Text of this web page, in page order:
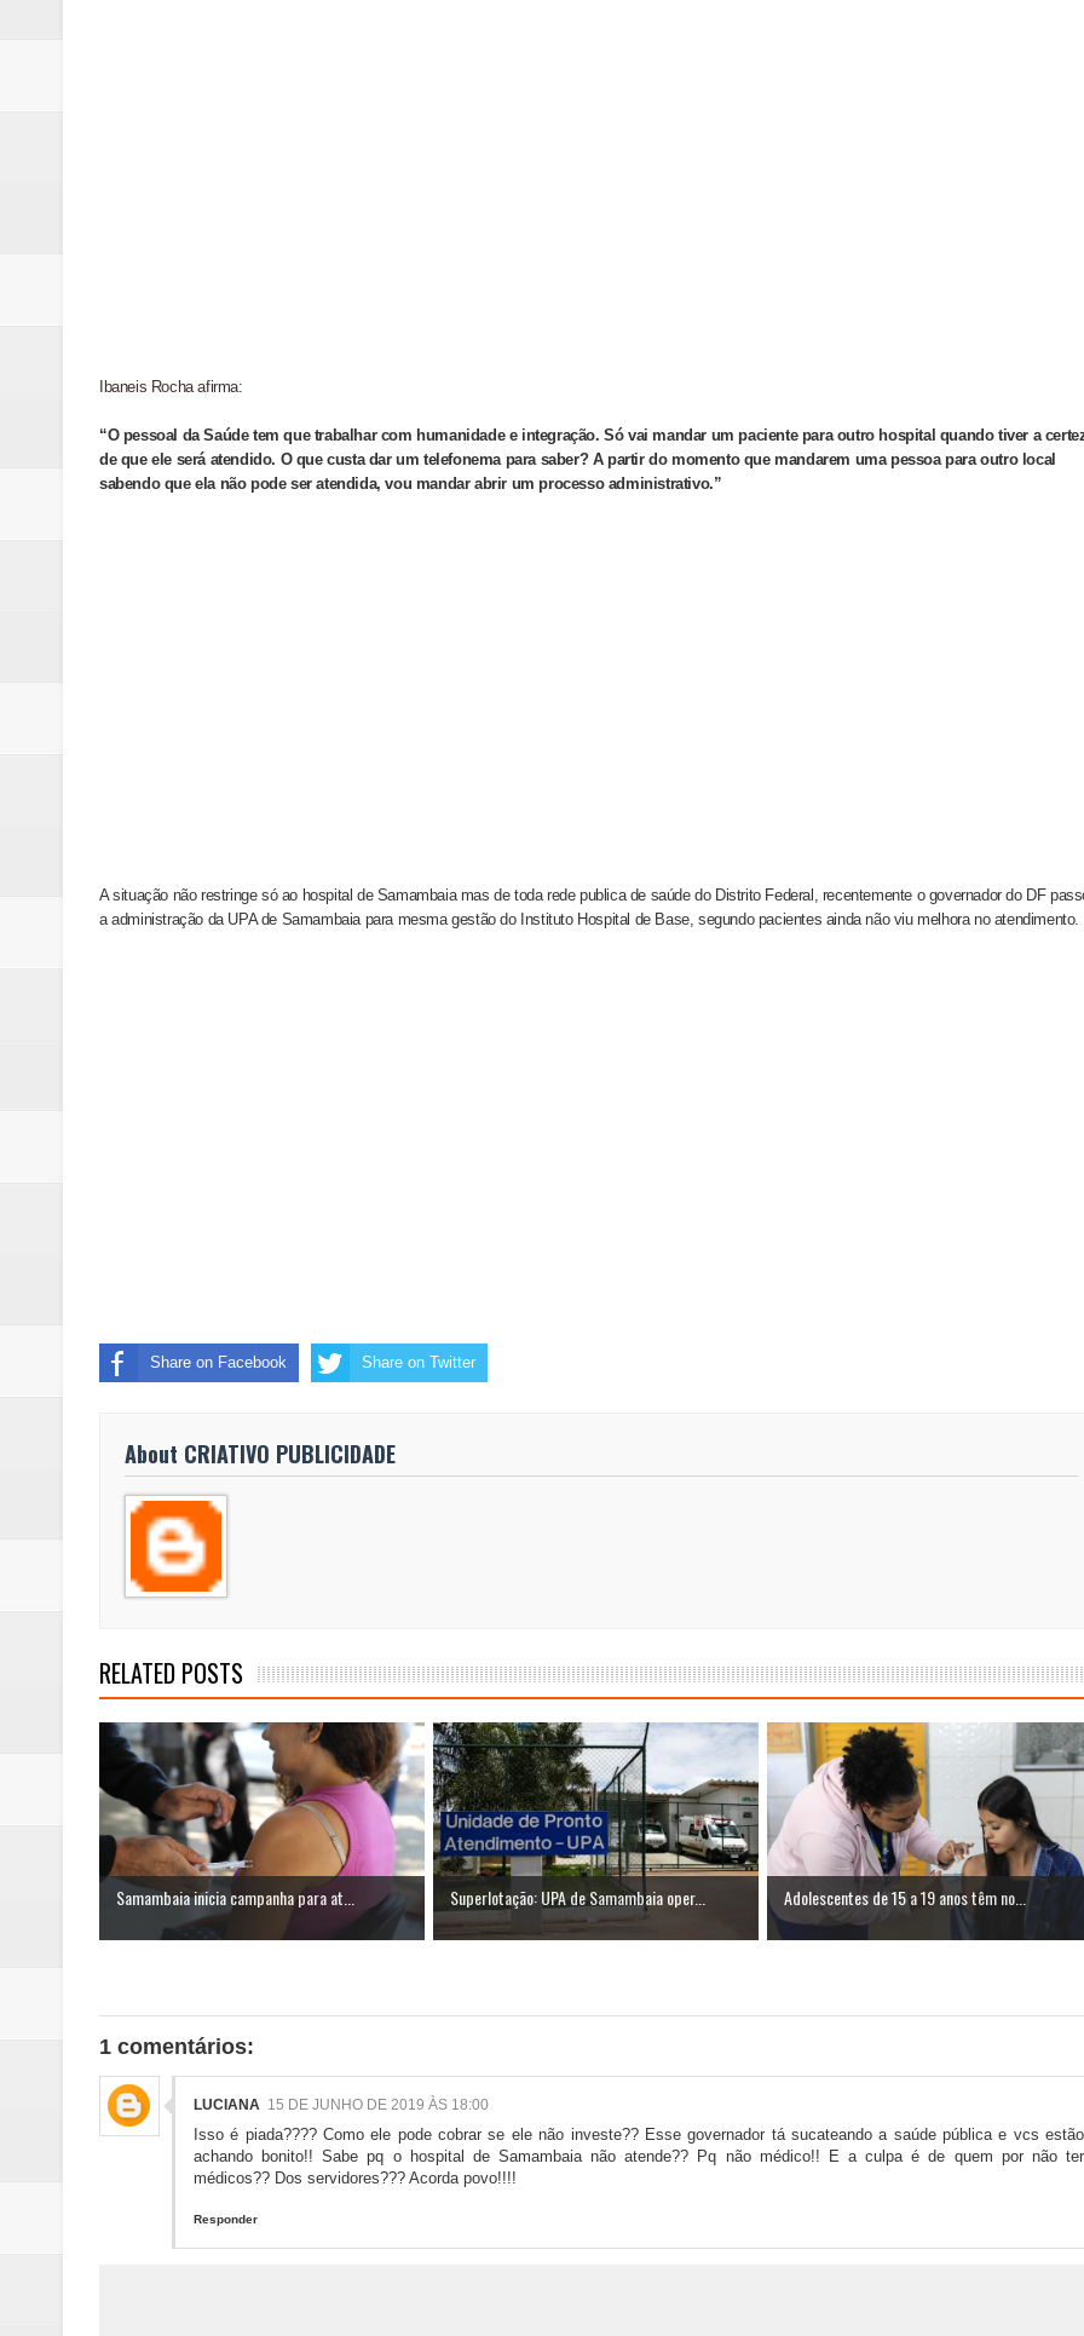
Ibaneis Rocha afirma:
“O pessoal da Saúde tem que trabalhar com humanidade e integração. Só vai mandar um paciente para outro hospital quando tiver a
de que ele será atendido. O que custa dar um telefonema para saber? A partir do momento que mandarem uma pessoa para outro local
sabendo que ela não pode ser atendida, vou mandar abrir um processo administrativo.”
A situação não restringe só ao hospital de Samambaia mas de toda rede publica de saúde do Distrito Federal, recentemente o governador do DF
aadministração da UPA de Samambaia para mesma gestão do Instituto Hospital de Base, segundo pacientes ainda não viu melhora no atendimento.
Share on Facebook Share on Twitter
About CRIATIVO PUBLICIDADE
RELATED POSTS
Samambaia inicia campanha para at... Superlotação: UPA de Samambaia oper... Adolescentes de 15 a 19 anos têm no...
1 comentários:
LUCIANA 15 DE JUNHO DE 2019 ÀS 18:00
Isso é piada???? Como ele pode cobrar se ele não investe?? Esse governador tá sucateando a saúde pública e vcs estão
achando bonito!! Sabe pq o hospital de Samambaia não atende?? Pq não médico!! E a culpa é de quem por não ter
médicos?? Dos servidores??? Acorda povo!!!!
Responder